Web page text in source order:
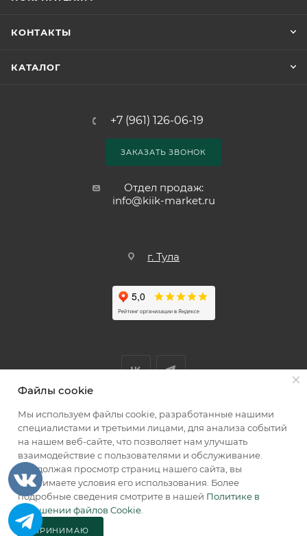
КОНТАКТЫ
КАТАЛОГ
+7 (961) 126-06-19
ЗАКАЗАТЬ ЗВОНОК
Отдел продаж:
info@kiik-market.ru
г. Тула
Мы принимаем к оплате
2026 © КИИК МАРКЕТ
Файлы cookie
Мы используем файлы cookie, разработанные нашими
специалистами и третьими лицами, для анализа событий
на нашем веб-сайте, что позволяет нам улучшать
взаимодействие с пользователями и обслуживание.
Продолжая просмотр страниц нашего сайта, вы
принимаете условия его использования. Более
подробные сведения смотрите в нашей Политике в
отношении файлов Cookie
ПРИНИМАЮ